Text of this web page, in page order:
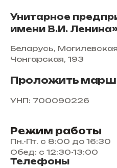
Унитарное
имени В.И. Ленина»
Беларусь,
Чонгарская, 193
Проложить
УНП: 700090226
Режим работы
Пн.-Пт. с 8:00 до 16:30
Обед: с 12:30-13:00
Телефоны